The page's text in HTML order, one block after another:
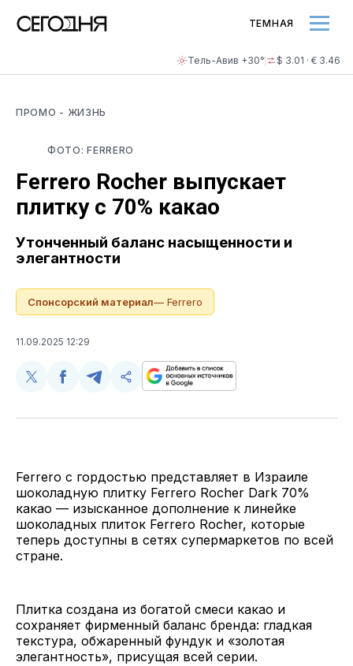
Тель-Авив +30° $ 3.01 · € 3.46
ТЕМНАЯ
ПРОМО - ЖИЗНЬ
ФОТО: FERRERO
Ferrero Rocher выпускает
плитку с 70% какао
Утонченный баланс насыщенности и
элегантности
Спонсорский материал— Ferrero
11.09.2025 12:29
Поделиться
Twitter
Поделиться
Facebook
Поделиться
Telegram
Скопируйте
поделитесь
Ferrero с гордостью представляет в Израиле
шоколадную плитку Ferrero Rocher Dark 70%
какао — изысканное дополнение к линейке
шоколадных плиток Ferrero Rocher, которые
теперь доступны в сетях супермаркетов по всей
стране.
Плитка создана из богатой смеси какао и
сохраняет фирменный баланс бренда: гладкая
текстура, обжаренный фундук и «золотая
элегантность», присущая всей серии.